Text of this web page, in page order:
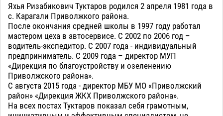
Яхья Ризабикович Туктаров родился 2 апреля 1981 года в
с. Карагали Приволжкого района.
После окончания средней школы в 1997 году работал
мастером цеха в автосервисе. С 2002 по 2006 год –
водитель-экспедитор. С 2007 года - индивидуальный
предприниматель. С 2009 года – директор МУП
«Дирекция по благоустройству и озеленению
Приволжского района».
С августа 2015 года - директор МБУ МО «Приволжский
район» «Дирекция ЖКХ Приволжского района».
На всех постах Туктаров показал себя грамотным,